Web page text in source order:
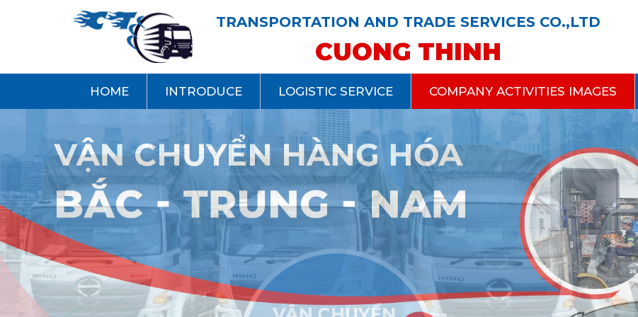
TRANSPORTATION AND TRADE SERVICES CO.,LTD
CUONG THINH
HOME INTRODUCE LOGISTIC SERVICE COMPANY ACTIVITIES IMAGES